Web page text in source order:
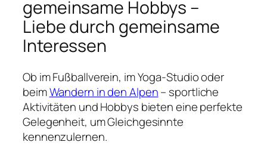
gemeinsame Hobbys –
Liebe durch gemeinsame
Interessen
Ob im Fußballverein, im Yoga-Studio oder
beimWandern in den Alpen– sportliche
Aktivitäten und Hobbys bieten eine perfekte
Gelegenheit, um Gleichgesinnte
kennenzulernen.